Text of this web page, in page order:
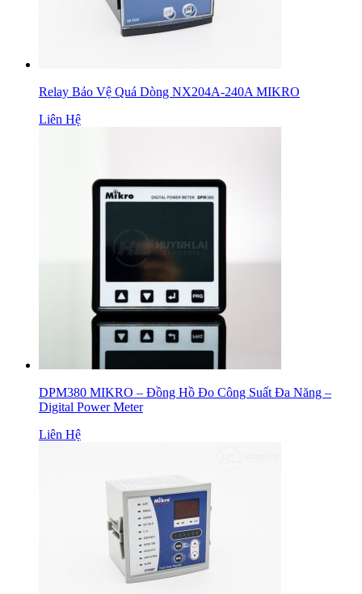
Relay Bảo Vệ Quá Dòng NX204A-240A MIKRO
Liên Hệ
DPM380 MIKRO – Đồng Hồ Đo Công Suất Đa Năng –
Digital Power Meter
Liên Hệ